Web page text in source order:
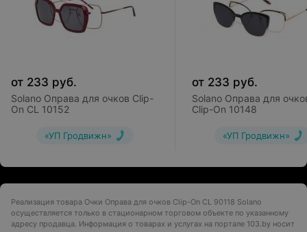
от 233 руб.
Solano Оправа для очков Clip-
On CL 10152
«УП Гродвижн»
от 233 руб.
Solano Оправа для
Clip-On 10148
«УП Гродвижн»
Реализация товара Очки Оправа для очков Clip-On CL 90118 Solano
осуществляется только в стационарном торговом объекте по указанному
адресу продавца. Информация о товарах и услугах на портале 103.by носит